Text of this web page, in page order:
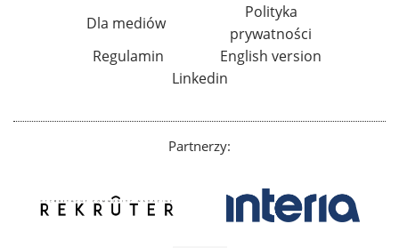
Dla mediów
Polityka
prywatności
Regulamin
English version
Linkedin
Partnerzy: